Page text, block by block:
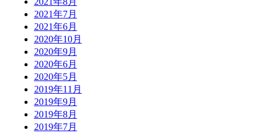
2021年7月
2021年6月
2020年10月
2020年9月
2020年6月
2020年5月
2019年11月
2019年9月
2019年8月
2019年7月